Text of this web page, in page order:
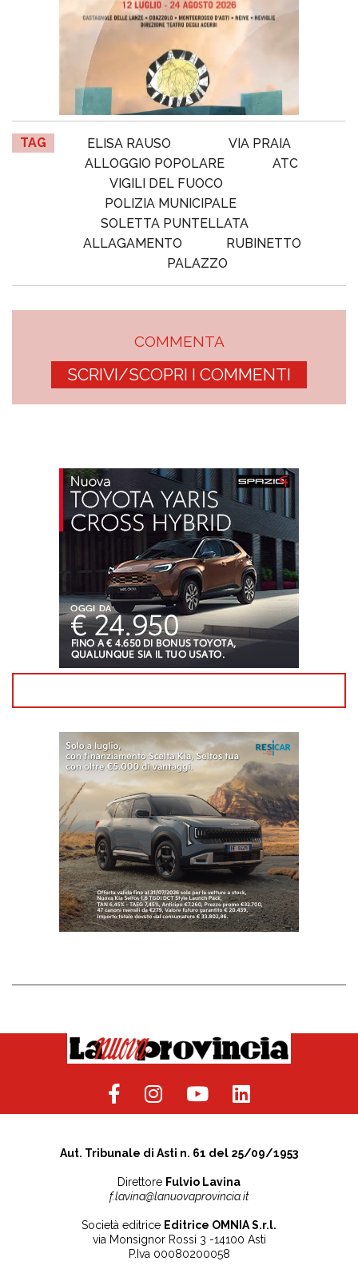
TAG ELISA RAUSO
VIA PRAIA
ALLOGGIO POPOLARE
ATC
VIGILI DEL FUOCO
POLIZIA MUNICIPALE
SOLETTA PUNTELLATA
ALLAGAMENTO
RUBINETTO
PALAZZO
COMMENTA
SCRIVI/SCOPRI I COMMENTI
Aut. Tribunale di Asti n. 61 del 25/09/1953
Direttore Fulvio Lavina
f.lavina@lanuovaprovincia.it
Società editrice Editrice OMNIA S.r.l.
via Monsignor Rossi 3 -14100 Asti
P.Iva 00080200058